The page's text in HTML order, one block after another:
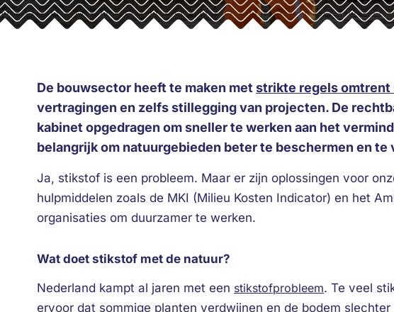
De bouwsector heeft te maken met strikte regels
vertragingen en zelfs stillegging van projecten. De
kabinet opgedragen om sneller te werken aan het
belangrijk om natuurgebieden beter te beschermen en te
Ja, stikstof is een probleem. Maar er zijn oplossingen voor
hulpmiddelen zoals de MKI (Milieu Kosten Indicator) en het
organisaties om duurzamer te werken.
Wat doet stikstof met de natuur?
Nederland kampt al jaren met een stikstofprobleem. Te veel
ervoor dat sommige planten verdwijnen en de bodem